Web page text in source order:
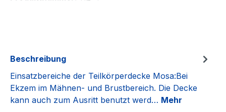
Beschreibung
Einsatzbereiche der Teilkörperdecke Mosa:Bei
Ekzem im Mähnen- und Brustbereich. Die Decke
kann auch zum Ausritt benutzt werd… Mehr